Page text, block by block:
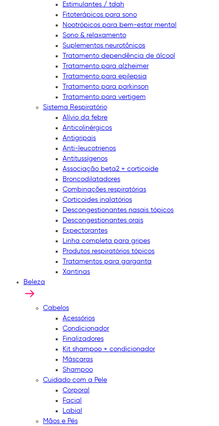
Estimulantes / tdah
Fitoterápicos para sono
Nootrópicos para bem-estar mental
Sono & relaxamento
Suplementos neurotônicos
Tratamento dependência de álcool
Tratamento para alzheimer
Tratamento para epilepsia
Tratamento para parkinson
Tratamento para vertigem
Sistema Respiratório
Alívio da febre
Anticolinérgicos
Antigripais
Anti-leucotrienos
Antitussígenos
Associação beta2 + corticoide
Broncodilatadores
Combinações respiratórias
Corticoides inalatórios
Descongestionantes nasais tópicos
Descongestionantes orais
Expectorantes
Linha completa para gripes
Produtos respiratórios tópicos
Tratamentos para garganta
Xantinas
Beleza
Cabelos
Acessórios
Condicionador
Finalizadores
Kit shampoo + condicionador
Máscaras
Shampoo
Cuidado com a Pele
Corporal
Facial
Labial
Mãos e Pés